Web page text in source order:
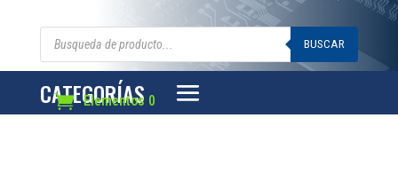
Búsqueda
BUSCAR
Elementos 0
CATEGORÍAS